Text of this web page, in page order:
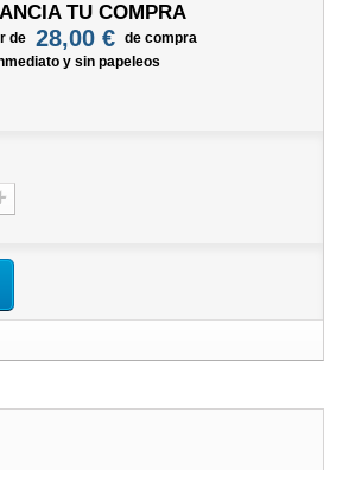
TU COMPRA
de 28,00 € de compra
y sin papeleos